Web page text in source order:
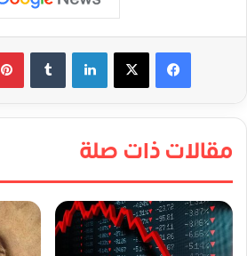
لينكدإن
مقالات ذات صلة